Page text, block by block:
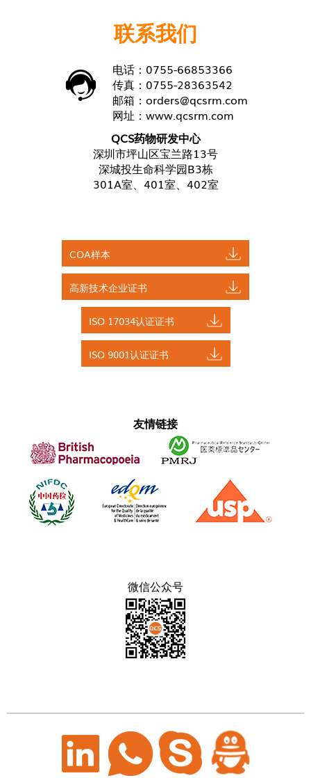
联系我们
电话：0755-66853366
传真：0755-28363542
邮箱： orders@qcsrm.com
网址： www.qcsrm.com
QCS药物研发中心
深圳市坪山区宝兰路13号
深城投生命科学园B3栋
301A室、401室、402室
COA样本
高新技术企业证书
ISO 17034认证证书
ISO 9001认证证书
友情链接
微信公众号